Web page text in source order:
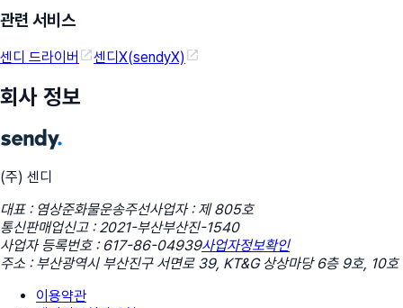
관련 서비스
센디 드라이버 센디X(sendyX)
회사 정보
(주) 센디
대표 : 염상준화물운송주선사업자 : 제 805호
통신판매업신고 : 2021-부산부산진-1540
사업자 등록번호 : 617-86-04939사업자정보확인
주소 : 부산광역시 부산진구 서면로 39, KT&G 상상마당 6층 9호, 10호
이용약관